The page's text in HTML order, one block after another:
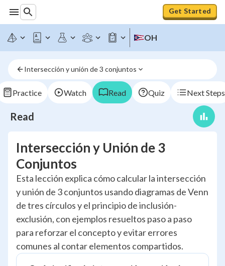
Get Started
OH
Intersección y unión de 3 conjuntos
Practice Watch Read Quiz Next Steps
Read
Intersección y Unión de 3
Conjuntos
Esta lección explica cómo calcular la intersección
y unión de 3 conjuntos usando diagramas de Venn
de tres círculos y el principio de inclusión-
exclusión, con ejemplos resueltos paso a paso
para reforzar el concepto y evitar errores
comunes al contar elementos compartidos.